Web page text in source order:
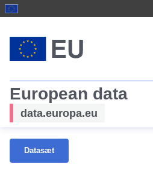
European data
data.europa.eu
Datasæt